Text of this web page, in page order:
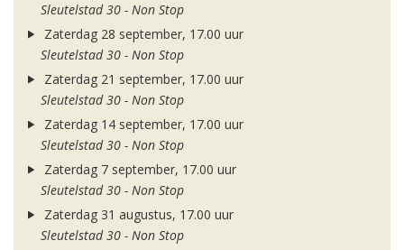
Sleutelstad 30 - Non Stop
Zaterdag 28 september, 17.00 uur
Sleutelstad 30 - Non Stop
Zaterdag 21 september, 17.00 uur
Sleutelstad 30 - Non Stop
Zaterdag 14 september, 17.00 uur
Sleutelstad 30 - Non Stop
Zaterdag 7 september, 17.00 uur
Sleutelstad 30 - Non Stop
Zaterdag 31 augustus, 17.00 uur
Sleutelstad 30 - Non Stop